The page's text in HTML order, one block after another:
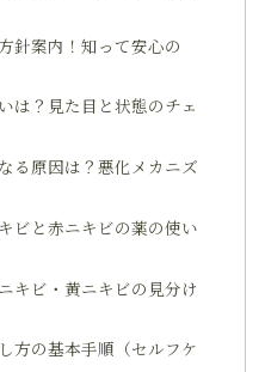
針案内！知って安心の
は？見た目と状態のチェ
る原因は？悪化メカニズ
ビと赤ニキビの薬の使い
キビ・黄ニキビの見分け
方の基本手順（セルフケ